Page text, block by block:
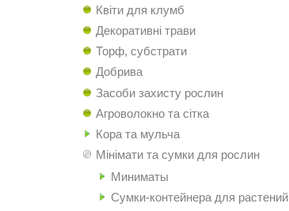
Квіти для клумб
Декоративні трави
Торф, субстрати
Добрива
Засоби захисту рослин
Агроволокно та сітка
Кора та мульча
Мінімати та сумки для рослин
Миниматы
Сумки-контейнера для растений